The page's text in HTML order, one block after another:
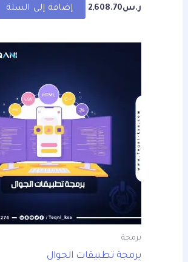
ر.س2,608.70 إضافة إلى السلة
برمجة
برمجة تطبيقات الجوال